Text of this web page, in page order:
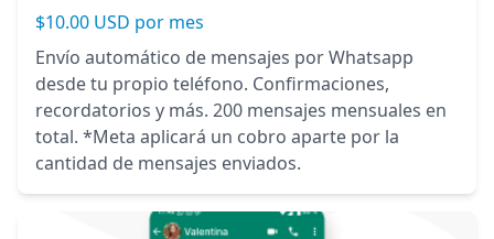
$10.00 USD por mes
Envío automático de mensajes por Whatsapp
desde tu propio teléfono. Confirmaciones,
recordatorios y más. 200 mensajes mensuales en
total. *Meta aplicará un cobro aparte por la
cantidad de mensajes enviados.